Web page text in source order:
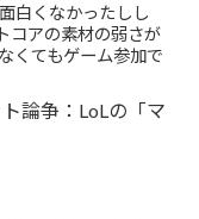
白くなかったしし
コアの素材の弱さが
くてもゲーム参加で
論争：LoLの「マ